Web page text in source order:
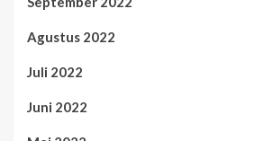
Agustus 2022
Juli 2022
Juni 2022